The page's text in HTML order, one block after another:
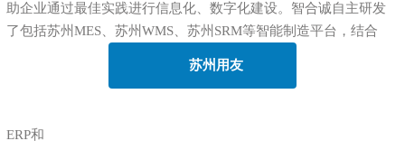
助企业通过最佳实践进行信息化、数字化建设。智合诚自主研发
了包括苏州MES、苏州WMS、苏州SRM等智能制造平台，结合
苏州用友
ERP和